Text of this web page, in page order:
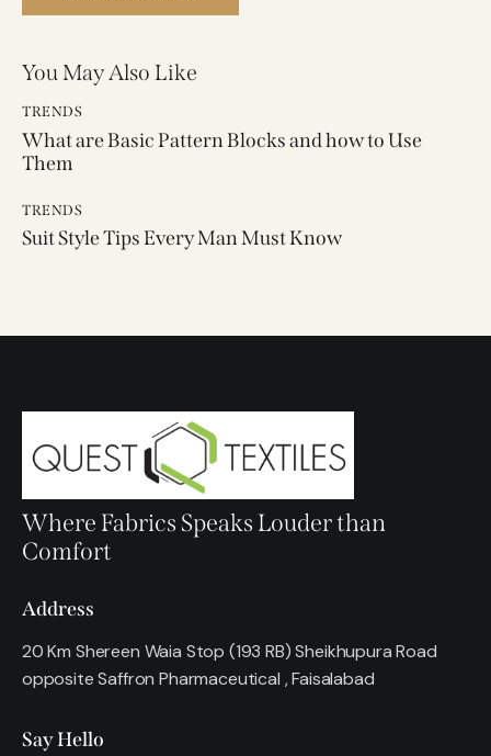
You May Also Like
TRENDS
What are Basic Pattern Blocks and how to Use
Them
TRENDS
Suit Style Tips Every Man Must Know
Where Fabrics Speaks Louder than
Comfort
Address
20 Km Shereen Waia Stop (193 RB) Sheikhupura Road
opposite Saffron Pharmaceutical , Faisalabad
Say Hello